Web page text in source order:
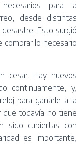
para la
desde distintas
Esto surgió
comprar lo necesario
cesar. Hay nuevos
continuamente, y,
para ganarle a la
que todavía no tiene
sido cubiertas con
es importante,